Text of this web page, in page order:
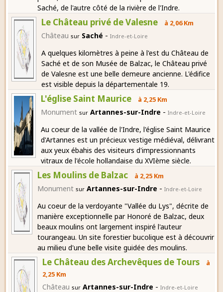
Saché, de l'autre côté de la rivière de l'Indre.
Le Château privé de Valesne à 2,06 Km
Château sur Saché - Indre-et-Loire
A quelques kilomètres à peine à l'est du Château de
Saché et de son Musée de Balzac, le Château privé
de Valesne est une belle demeure ancienne. L'édifice
est visible depuis la départementale 19.
L'église Saint Maurice à 2,25 Km
Monument sur Artannes-sur-Indre - Indre-et-Loire
Au coeur de la vallée de l'Indre, l'église Saint Maurice
d'Artannes est un précieux vestige médiéval, délivrant
aux yeux ébahis des visiteurs d'impressionnants
vitraux de l'école hollandaise du XVIème siècle.
Les Moulins de Balzac à 2,25 Km
Monument sur Artannes-sur-Indre - Indre-et-Loire
Au coeur de la verdoyante "Vallée du Lys", décrite de
manière exceptionnelle par Honoré de Balzac, deux
beaux moulins ont largement inspiré l'auteur
tourangeau. Un site forestier bucolique est à découvrir
au milieu d'une belle visite guidée des moulins.
Le Château des Archevêques de Tours
à
2,25 Km
Château sur Artannes-sur-Indre - Indre-et-Loire